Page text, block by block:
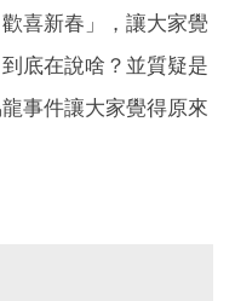
喜新春」，讓大家覺
底在說啥？並質疑是
事件讓大家覺得原來